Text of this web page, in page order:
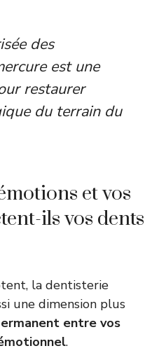
des
est une
restaurer
du terrain du
et vos
ils vos dents
la dentisterie
une dimension plus
entre vos
.